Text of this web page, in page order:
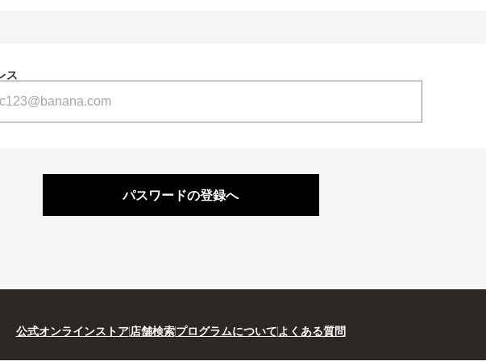
ス
パスワードの登録へ
公式オンラインストア 店舗検索プログラムについて よくある質問